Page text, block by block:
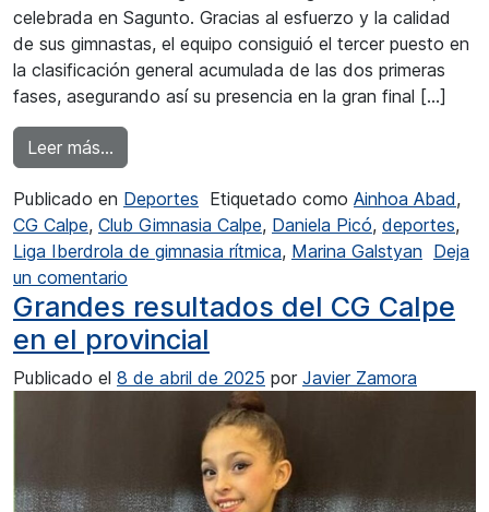
celebrada en Sagunto. Gracias al esfuerzo y la calidad
de sus gimnastas, el equipo consiguió el tercer puesto en
la clasificación general acumulada de las dos primeras
fases, asegurando así su presencia en la gran final […]
Leer más…
Publicado en Deportes Etiquetado como Ainhoa Abad,
CG Calpe, Club Gimnasia Calpe, Daniela Picó, deportes,
Liga Iberdrola de gimnasia rítmica, Marina Galstyan Deja
un comentario
Grandes resultados del CG Calpe
en el provincial
Publicado el 8 de abril de 2025 por Javier Zamora